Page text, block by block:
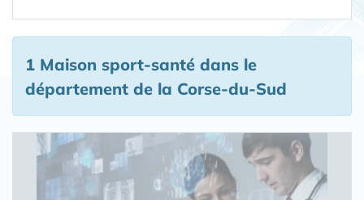
1 Maison sport-santé dans le
département de la Corse-du-Sud